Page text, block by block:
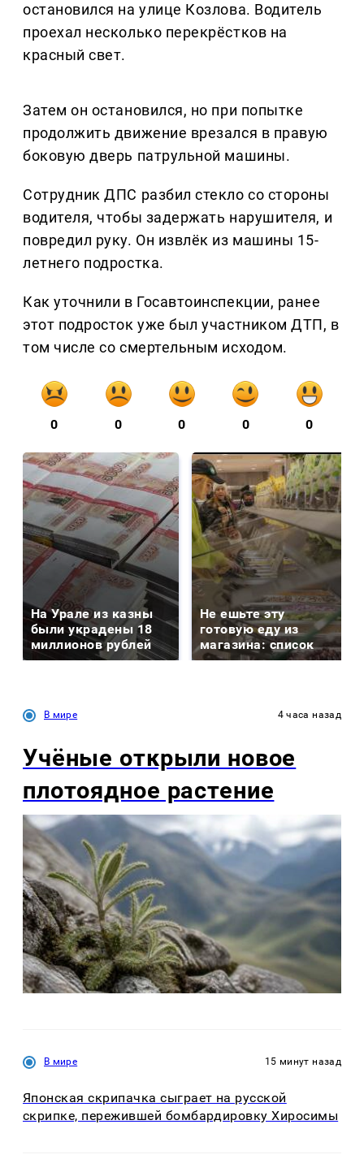
остановился на улице Козлова. Водитель
проехал несколько перекрёстков на
красный свет.
Затем он остановился, но при попытке
продолжить движение врезался в правую
боковую дверь патрульной машины.
Сотрудник ДПС разбил стекло со стороны
водителя, чтобы задержать нарушителя, и
повредил руку. Он извлёк из машины 15-
летнего подростка.
Как уточнили в Госавтоинспекции, ранее
этот подросток уже был участником ДТП, в
том числе со смертельным исходом.
0 0 0 0 0
На Урале из казны
были украдены 18
миллионов рублей
Не ешьте эту
готовую еду из
магазина: список
В мире 4 часа назад
Учёные открыли новое
плотоядное растение
В мире 15 минут назад
Японская скрипачка сыграет на русской
скрипке, пережившей бомбардировку Хиросимы